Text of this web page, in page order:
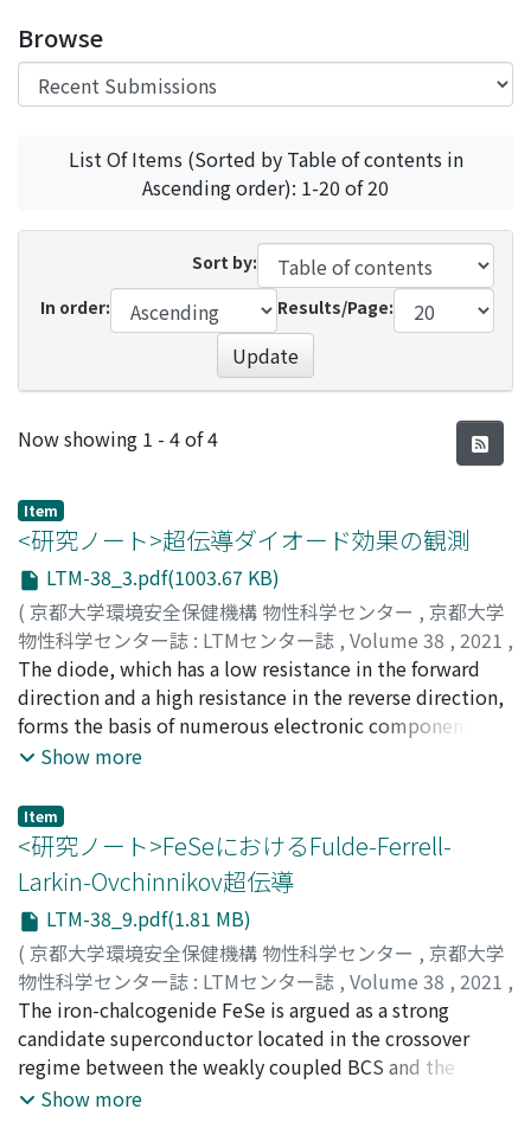
Browse
List Of Items (Sorted by Table of contents in
Ascending order): 1-20 of 20
Sort by:
In order:
Results/Page:
Update
Recent Submissions
Now showing 1 - 4 of 4
Item
<研究ノート>超伝導ダイオード効果の観測
LTM-38_3.pdf(1003.67 KB)
( 京都大学環境安全保健機構 物性科学センター , 京都大学
物性科学センター誌 : LTMセンター誌 , Volume 38 , 2021 ,
pp.3-8)
安藤, 冬希;小野, 輝男;Ando, Fuyuki;Ono, Teruo;アンド
ウ, フユキ ;オノ, テルオ
The diode, which has a low resistance in the forward
direction and a high resistance in the reverse direction,
forms the basis of numerous electronic components,
such as rectifiers, AC-DC converters, and
energy loss due to the finite resistance in the forward
direction. Therefore, it is a worthwhile goal to realize a
superconducting diode that has zero resistance only in
the forward direction. In this study, we fabricated a new
class of superconducting superlattice consisting of Nb,
V, Ta, in which global inversion symmetry was broken
along the stacking direction, and discovered a
superconducting diode effect. This superconducting
diode effect enables the phase coherent and direction
selective charge transport, paving the way for the
construction of non-dissipative electronic circuits.
Show more
Item
<研究ノート>FeSeにおけるFulde-Ferrell-
Larkin-Ovchinnikov超伝導
LTM-38_9.pdf(1.81 MB)
( 京都大学環境安全保健機構 物性科学センター , 京都大学
物性科学センター誌 : LTMセンター誌 , Volume 38 , 2021 ,
pp.9-19)
笠原, 成;Kasahara, Shigeru;カサハラ, シゲル
The iron-chalcogenide FeSe is argued as a strong
candidate superconductor located in the crossover
regime between the weakly coupled BCS and the
strongly coupled BEC limits. Its extremely small and
Show more